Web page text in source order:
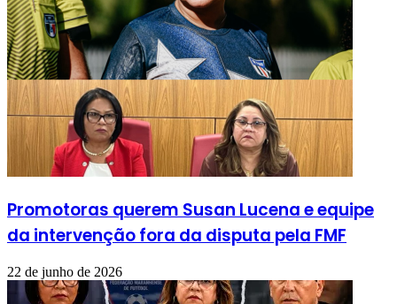
Promotoras querem Susan Lucena e equipe
da intervenção fora da disputa pela FMF
22 de junho de 2026